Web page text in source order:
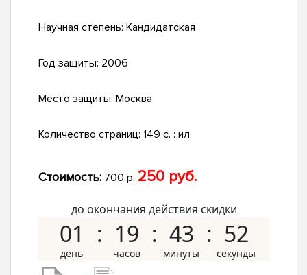
Научная степень: Кандидатская
Год защиты: 2006
Место защиты: Москва
Количество страниц: 149 с. : ил.
Стоимость: 700 р.250 руб.
до окончания действия скидки
01 19 43 51